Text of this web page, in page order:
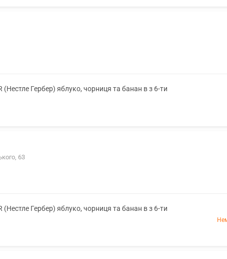
(Нестле Гербер) яблуко, чорниця та банан в з 6-ти
63
(Нестле Гербер) яблуко, чорниця та банан в з 6-ти